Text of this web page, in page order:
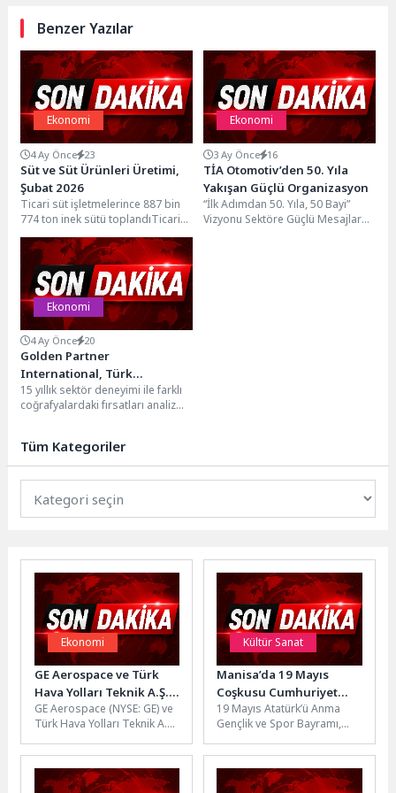
Benzer Yazılar
Ekonomi
4 Ay Önce 23
Süt ve Süt Ürünleri Üretimi,
Şubat 2026
Ticari süt işletmelerince 887 bin
774 ton inek sütü toplandıTicari
süt işletmeleri tarafından
toplanan inek...
Ekonomi
3 Ay Önce 16
TİA Otomotiv’den 50. Yıla
Yakışan Güçlü Organizasyon
“İlk Adımdan 50. Yıla, 50 Bayi”
Vizyonu Sektöre Güçlü Mesajlar
Ekonomi
4 Ay Önce 20
Golden Partner
International, Türk
Yatırımcıları Avrupa’nın İki
Stratejik Pazarıyla
15 yıllık sektör deneyimi ile farklı
coğrafyalardaki fırsatları analiz
Tüm Kategoriler
Ekonomi
GE Aerospace ve Türk
Hava Yolları Teknik A.Ş.,
Türkiye’deki Elekronik
MRO Kapasitesini
Genişletmek Üzere
GE Aerospace (NYSE: GE) ve
Türk Hava Yolları Teknik A.Ş.
Kontrol ve...
Kültür Sanat
Manisa’da 19 Mayıs
Coşkusu Cumhuriyet
Meydanı’na Taştı
19 Mayıs Atatürk’ü Anma
Gençlik ve Spor Bayramı,
coşkuyla kutlandı. Manisa
Büyükşehir...